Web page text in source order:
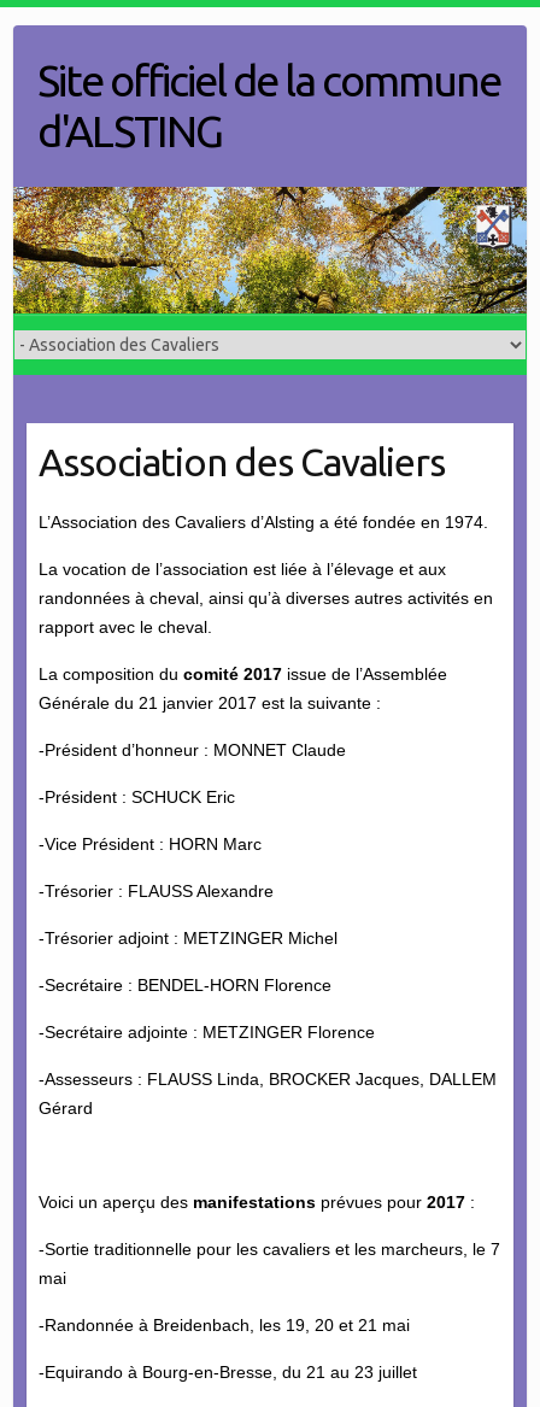
contentSite officiel de la commune
d'ALSTING
Association des Cavaliers
L’Association des Cavaliers d’Alsting a été fondée en 1974.
La vocation de l’association est liée à l’élevage et aux
randonnées à cheval, ainsi qu’à diverses autres activités en
rapport avec le cheval.
La composition du comité 2017issue de l’Assemblée
Générale du 21 janvier 2017 est la suivante :
-Président d’honneur : MONNET Claude
-Président : SCHUCK Eric
-Vice Président : HORN Marc
-Trésorier : FLAUSS Alexandre
-Trésorier adjoint : METZINGER Michel
-Secrétaire : BENDEL-HORN Florence
-Secrétaire adjointe : METZINGER Florence
-Assesseurs : FLAUSS Linda, BROCKER Jacques, DALLEM
Gérard
Voici un aperçu des manifestationsprévues pour 2017:
-Sortie traditionnelle pour les cavaliers et les marcheurs, le 7
mai
-Randonnée à Breidenbach, les 19, 20 et 21 mai
-Equirando à Bourg-en-Bresse, du 21 au 23 juillet